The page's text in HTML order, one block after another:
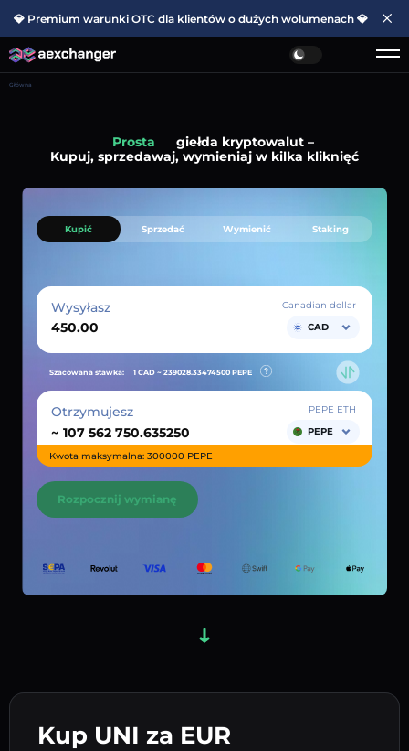
💎 Premium warunki OTC dla klientów o dużych wolumenach 💎
Główna
Prosta
giełda kryptowalut –
Kupuj, sprzedawaj, wymieniaj w kilka kliknięć
Kup UNI za EUR
Kupić Sprzedać Wymienić Staking
Wysyłasz
Canadian dollar
CAD
Szacowana stawka: 1 CAD ~ 239028.33474500 PEPE
Otrzymujesz
~
PEPE ETH
PEPE
Kwota maksymalna: 300000 PEPE
Rozpocznij wymianę